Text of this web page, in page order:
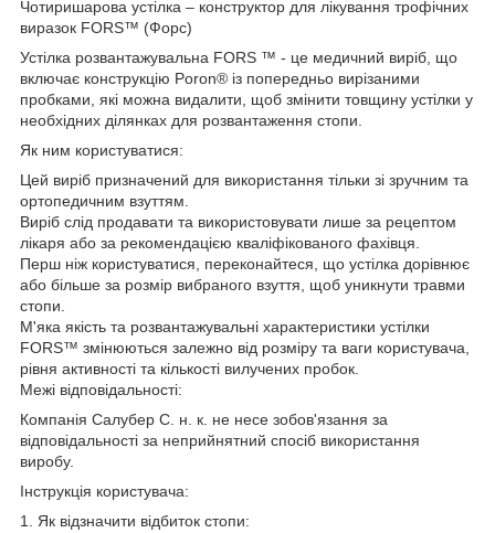
Чотиришарова устілка – конструктор для лікування трофічних
виразок FORS™ (Форс)
Устілка розвантажувальна FORS ™ - це медичний виріб, що
включає конструкцію Poron® із попередньо вирізаними
пробками, які можна видалити, щоб змінити товщину устілки у
необхідних ділянках для розвантаження стопи.
Як ним користуватися:
Цей виріб призначений для використання тільки зі зручним та
ортопедичним взуттям.
Виріб слід продавати та використовувати лише за рецептом
лікаря або за рекомендацією кваліфікованого фахівця.
Перш ніж користуватися, переконайтеся, що устілка дорівнює
або більше за розмір вибраного взуття, щоб уникнути травми
стопи.
М'яка якість та розвантажувальні характеристики устілки
FORS™ змінюються залежно від розміру та ваги користувача,
рівня активності та кількості вилучених пробок.
Межі відповідальності:
Компанія Салубер С. н. к. не несе зобов'язання за
відповідальності за неприйнятний спосіб використання
виробу.
Інструкція користувача:
1. Як відзначити відбиток стопи: